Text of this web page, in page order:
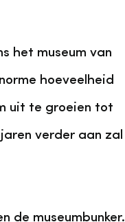
het museum van
hoeveelheid
uit te groeien tot
verder aan zal
de museumbunker.